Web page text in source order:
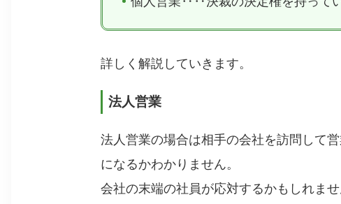
詳しく解説していきます。
法人営業
法人営業の場合は相手の会社を訪問して
になるかわかりません。
会社の末端の社員が応対するかもしれま